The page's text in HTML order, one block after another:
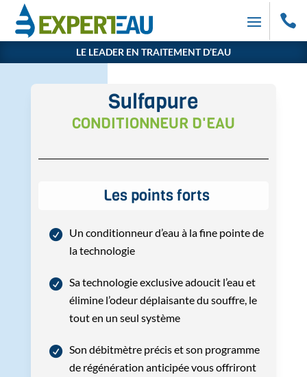

LE LEADER EN TRAITEMENT D’EAU
Sulfapure
CONDITIONNEUR D'EAU
Les points forts
Un conditionneur d’eau à la fine pointe de
la technologie
Sa technologie exclusive adoucit l’eau et
élimine l’odeur déplaisante du souffre, le
tout en un seul système
Son débitmètre précis et son programme
de régénération anticipée vous offriront